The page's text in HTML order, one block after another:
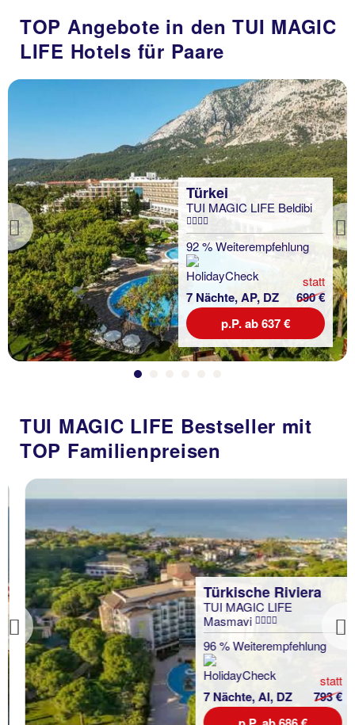
TOP Angebote in den TUI MAGIC
LIFE Hotels für Paare
Previous
Türkei
TUI MAGIC LIFE Beldibi
92 % Weiterempfehlung
7 Nächte, AP, DZ
statt
690 €
p.P. ab 637 €
TUI MAGIC LIFE Bestseller mit
TOP Familienpreisen
Previous
Türkische Riviera
TUI MAGIC LIFE
Masmavi
96 % Weiterempfehlung
7 Nächte, AI, DZ
statt
793 €